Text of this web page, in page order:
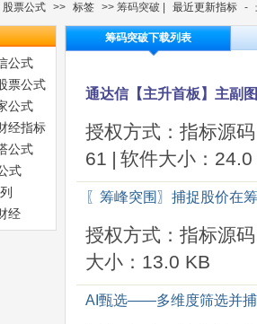
股票公式 >> 标签 >> 筹码突破 | 最近更新指标 -
公式
票公式
公式
经指标
公式
式
经
筹码突破下载列表
通达信【主升首板】主副
授权方式：指标源码
61 | 软件大小：24.0
〖筹峰突围〗捕捉股价在
授权方式：指标源码
大小：13.0 KB
AI甄选——多维度筛选并捕